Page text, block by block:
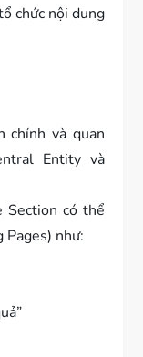
chức nội dung
chính và quan
Entity và
Section có thể
Pages) như: